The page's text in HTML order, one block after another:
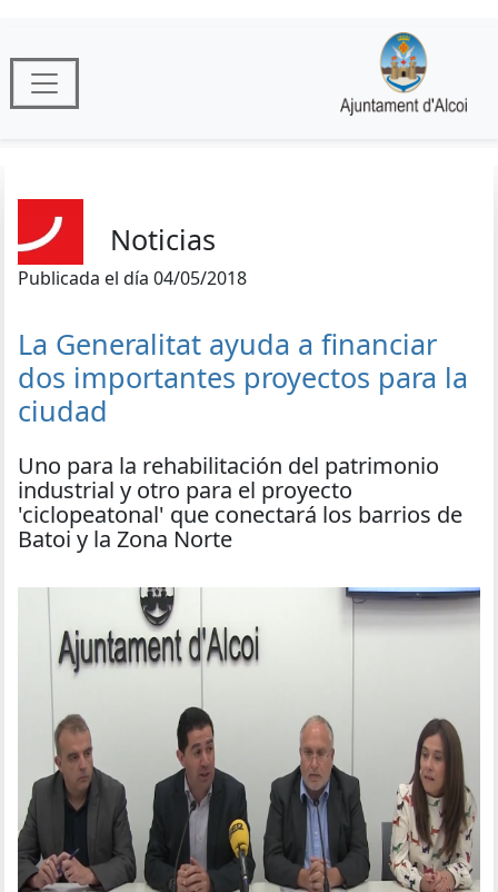
Noticias
Publicada el día 04/05/2018
La Generalitat ayuda a financiar
dos importantes proyectos para la
ciudad
Uno para la rehabilitación del patrimonio
industrial y otro para el proyecto
'ciclopeatonal' que conectará los barrios de
Batoi y la Zona Norte